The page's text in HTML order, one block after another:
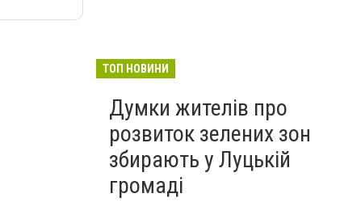
ТОП НОВИНИ
Думки жителів про
розвиток зелених зон
збирають у Луцькій
громаді